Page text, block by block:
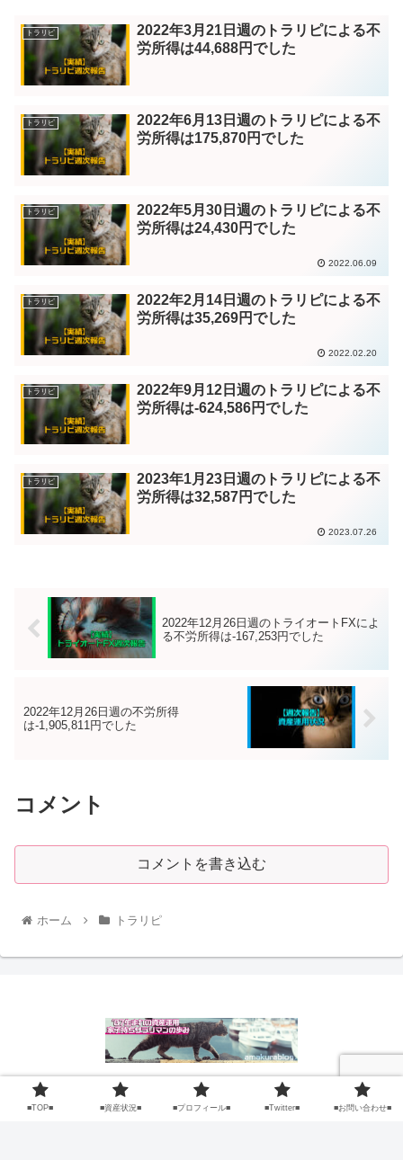
トラリピ
2022年3月21日週のトラリピによる不
労所得は44,688円でした
トラリピ
2022年6月13日週のトラリピによる不
労所得は175,870円でした
トラリピ
2022年5月30日週のトラリピによる不
労所得は24,430円でした
2022.06.09
トラリピ
2022年2月14日週のトラリピによる不
労所得は35,269円でした
2022.02.20
トラリピ
2022年9月12日週のトラリピによる不
労所得は-624,586円でした
トラリピ
2023年1月23日週のトラリピによる不
労所得は32,587円でした
2023.07.26
2022年12月26日週のトライオートFXによ
る不労所得は-167,253円でした
2022年12月26日週の不労所得
は-1,905,811円でした
コメント
コメントを書き込む
ホーム トラリピ
■TOP■
■資産状況■
■プロフィール■
■Twitter■
■TOP■ ■資産状況■ ■プロフィール■ ■Twitter■ ■お問い合わせ■